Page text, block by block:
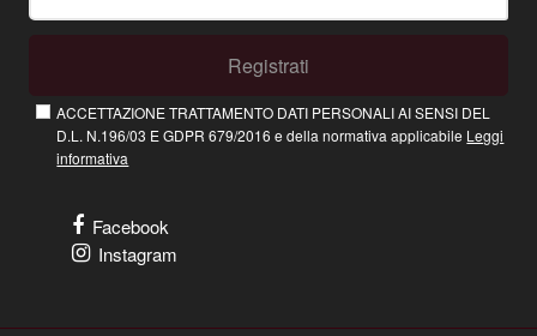
Registrati
ACCETTAZIONE TRATTAMENTO DATI PERSONALI AI SENSI DEL
D.L. N.196/03 E GDPR 679/2016 e della normativa applicabile Leggi
informativa
Facebook
Instagram